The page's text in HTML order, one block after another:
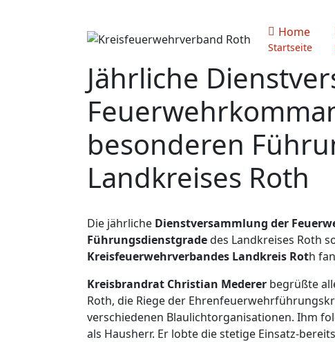
Home
Startseite
Jährliche
besonderen
Landkreises Roth
Die jährliche Dienstversammlung der
Führungsdienstgradedes Landkreises Roth
Kreisfeuerwehrverbandes Landkreis Roth
Kreisbrandrat Christian Mederer begrüßte
Roth, die Riege der
verschiedenen Blaulichtorganisationen. Ihm
als Hausherr. Er lobte die stetige Einsatz-